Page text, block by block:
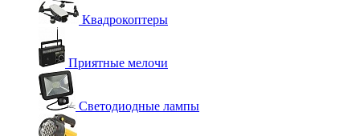
Квадрокоптеры
Приятные мелочи
Светодиодные лампы